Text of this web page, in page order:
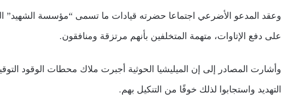
وعقد المدعو الأضرعي اجتماعا حضرته قيادات ما تسمى “مؤسسة الشهيد”
على دفع الإتاوات، متهمة المتخلفين بأنهم مرتزقة ومنافقون.
وأشارت المصادر إلى إن الميليشيا الحوثية أجبرت ملاك محطات الوقود
التهديد واستجابوا لذلك خوفًا من التنكيل بهم.